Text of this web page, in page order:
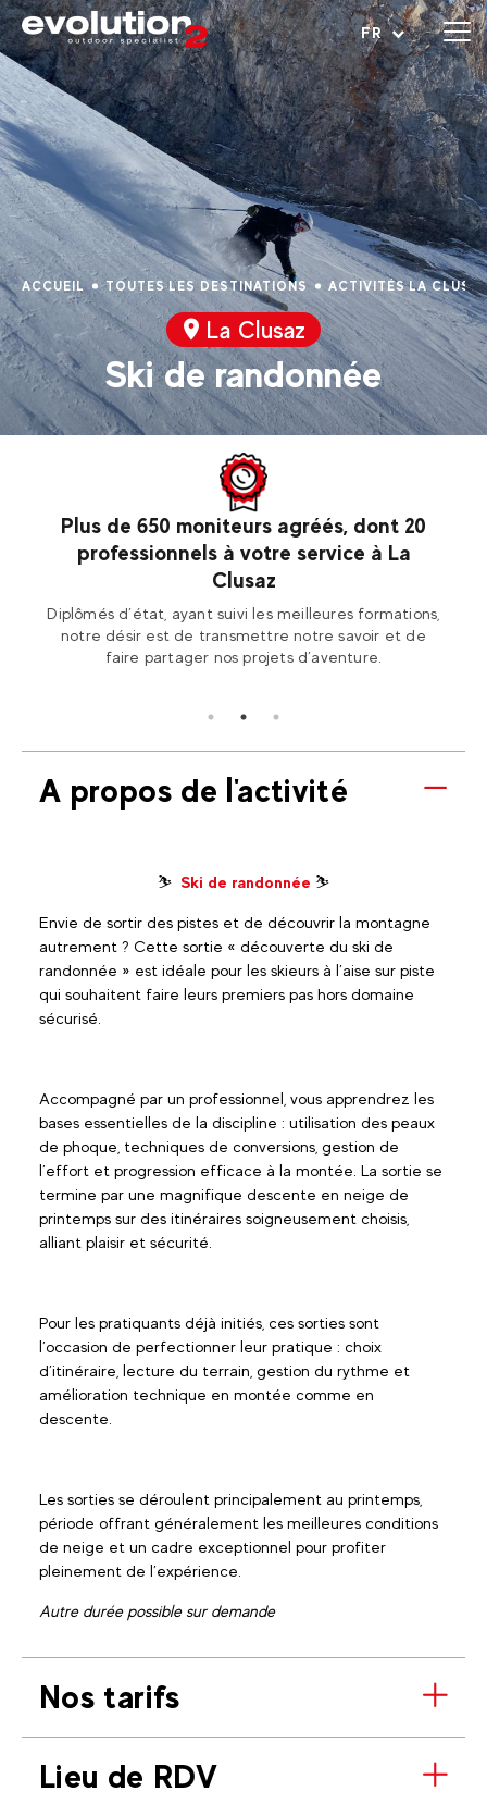
FR
Ouvrir le menu
ACCUEIL TOUTES LES DESTINATIONS ACTIVITÉS LA
La Clusaz
Ski de randonnée
Plus de 650 moniteurs agréés, dont 20
professionnels à votre service à La
Clusaz
Diplômés d’état, ayant suivi les meilleures formations,
notre désir est de transmettre notre savoir et de
faire partager nos projets d’aventure.
A propos de l'activité
⛷️ Ski de randonnée ⛷️
Envie de sortir des pistes et de découvrir la montagne
autrement ? Cette sortie « découverte du ski de
randonnée » est idéale pour les skieurs à l’aise sur piste
qui souhaitent faire leurs premiers pas hors domaine
sécurisé.
Accompagné par un professionnel, vous apprendrez les
bases essentielles de la discipline : utilisation des peaux
de phoque, techniques de conversions, gestion de
l’effort et progression efficace à la montée. La sortie se
termine par une magnifique descente en neige de
printemps sur des itinéraires soigneusement choisis,
alliant plaisir et sécurité.
Pour les pratiquants déjà initiés, ces sorties sont
l’occasion de perfectionner leur pratique : choix
d’itinéraire, lecture du terrain, gestion du rythme et
amélioration technique en montée comme en
descente.
Les sorties se déroulent principalement au printemps,
période offrant généralement les meilleures conditions
de neige et un cadre exceptionnel pour profiter
pleinement de l’expérience.
Autre durée possible sur demande
Nos tarifs
Lieu de RDV